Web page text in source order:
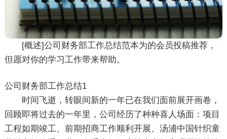
[概述]公司财务部工作总结范本为的会员投稿推荐，
但愿对你的学习工作带来帮助。
公司财务部工作总结1
时间飞逝，转眼间新的一年已在我们面前展开画卷，
回顾即将过去的一年里，公司经历了种种喜人场面：项目
工程如期竣工、前期招商工作顺利开展、汤浦中国针织童